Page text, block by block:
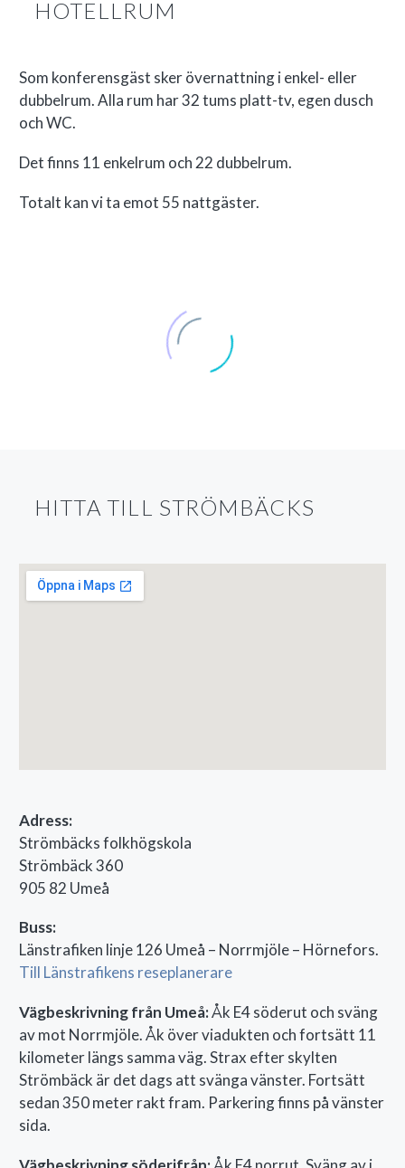
HOTELLRUM
Som konferensgäst sker övernattning i enkel- eller
dubbelrum. Alla rum har 32 tums platt-tv, egen dusch
och WC.
Det finns 11 enkelrum och 22 dubbelrum.
Totalt kan vi ta emot 55 nattgäster.
DUBBELRUM STALLET
DUBBELRUM STALLET
HITTA TILL STRÖMBÄCKS
Adress:
Strömbäcks folkhögskola
Strömbäck 360
905 82 Umeå
Buss:
Länstrafiken linje 126 Umeå – Norrmjöle – Hörnefors.
Till Länstrafikens reseplanerare
Vägbeskrivning från Umeå:Åk E4 söderut och sväng
av mot Norrmjöle. Åk över viadukten och fortsätt 11
kilometer längs samma väg. Strax efter skylten
Strömbäck är det dags att svänga vänster. Fortsätt
sedan 350 meter rakt fram. Parkering finns på vänster
sida.